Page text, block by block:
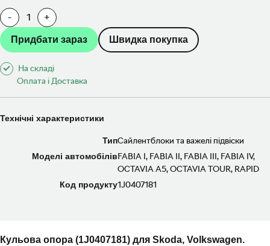
Кульова опора (1J0407181) для Skoda, Volkswagen.
- 1 +
Придбати зараз Швидка покупка
На складі
Оплата і Доставка
Технічні характеристики
ТипСайлентблоки та важелі підвіски
Моделі автомобілівFABIA I, FABIA II, FABIA III, FABIA IV,
OCTAVIA A5, OCTAVIA TOUR, RAPID
Код продукту1J0407181